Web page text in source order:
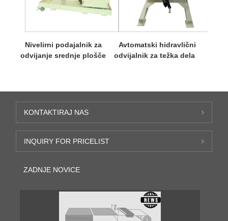
Nivelirni podajalnik za
odvijanje srednje plošče
Avtomatski hidravlični
odvijalnik za težka dela
KONTAKTIRAJ NAS
INQUIRY FOR PRICELIST
ZADNJE NOVICE